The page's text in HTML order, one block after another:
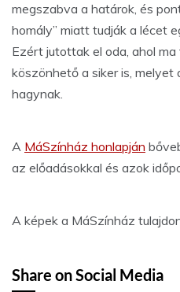
megszabva a határok, és
homály” miatt tudják a lécet
Ezért jutottak el oda, ahol
köszönhető a siker is,
hagynak.
A MáSzínház honlapján
az előadásokkal és azok
A képek a MáSzínház
Share on Social Media